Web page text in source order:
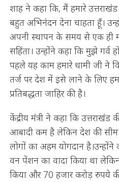
शाह ने कहा कि, मैं हमारे
बहुत अभिनंदन देना चाहता हूँ।
अपनी स्थापन के समय से एक ही
सहिंता। उन्होंने कहा कि मुझे गर्व
पहले यह काम हमारे धामी जी ने
तर्ज पर देश में इसे लाने के लिए
प्रतिबद्धता जाहिर की है।
केंद्रीय मंत्री ने कहा कि उत्तराखंड
आबादी कम है लेकिन देश की
लोगों का अहम योगदान है।उन्होंने
वन पेंशन का वादा किया था
किया और 70 हजार करोड़ रुपये